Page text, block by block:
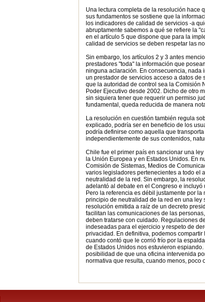
Una lectura completa de la resolución hace
sus fundamentos se sostiene que la
los indicadores de calidad de servicios -a
abruptamente sabemos a qué se refiere la
en el artículo 5 que dispone que para la
calidad de servicios se deben respetar las
Sin embargo, los artículos 2 y 3 antes
prestadores "toda" la información que
ninguna aclaración. En consecuencia,
un prestador de servicios acceso a datos
que la autoridad de control sea la Comisión
Poder Ejecutivo desde 2002. Dicho de otro
sin siquiera tener que requerir un permiso
fundamental, queda reducida de manera
La resolución en cuestión también regula
explicado, podría ser en beneficio de los
podría definirse como aquella que
independientemente de sus contenidos,
Chile fue el primer país en sancionar una
la Unión Europea y en Estados Unidos. En
Comisión de Sistemas, Medios de
varios legisladores pertenecientes a todo el
neutralidad de la red. Sin embargo, la
adelantó al debate en el Congreso e
Pero la referencia es débil justamente por
principio de neutralidad de la red en una
resolución emitida a raíz de un decreto
facilitan las comunicaciones de las
deben tratarse con cuidado. Regulaciones
indeseadas para el ejercicio y respeto de
privacidad. En definitiva, podemos
cuando contó que le corrió frío por la
de Estados Unidos nos estuvieron
posibilidad de que una oficina intervenida
normativa que resulta, cuando menos, poco